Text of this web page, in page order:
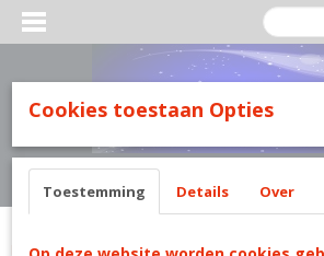
Inloggen Registreren
Home >Merkkledij Taro Nachtkleding Family Line.
Cookies toestaan Opties
Toestemming Details Over